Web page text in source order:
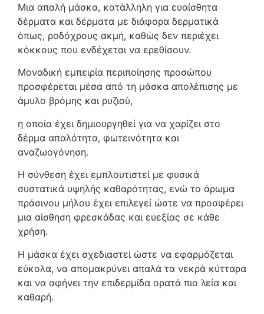
Μια απαλή μάσκα, κατάλληλη για ευαίσθητα
δέρματα και δέρματα με διάφορα δερματικά
όπως, ροδόχρους ακμή, καθώς δεν περιέχει
κόκκους που ενδέχεται να ερεθίσουν.
Μοναδική εμπειρία περιποίησης προσώπου
προσφέρεται μέσα από τη μάσκα απολέπισης με
άμυλο βρόμης και ρυζιού,
η οποία έχει δημιουργηθεί για να χαρίζει στο
δέρμα απαλότητα, φωτεινότητα και
αναζωογόνηση.
Η σύνθεση έχει εμπλουτιστεί με φυσικά
συστατικά υψηλής καθαρότητας, ενώ το άρωμα
πράσινου μήλου έχει επιλεγεί ώστε να προσφέρει
μια αίσθηση φρεσκάδας και ευεξίας σε κάθε
χρήση.
Η μάσκα έχει σχεδιαστεί ώστε να εφαρμόζεται
εύκολα, να απομακρύνει απαλά τα νεκρά κύτταρα
και να αφήνει την επιδερμίδα ορατά πιο λεία και
καθαρή.